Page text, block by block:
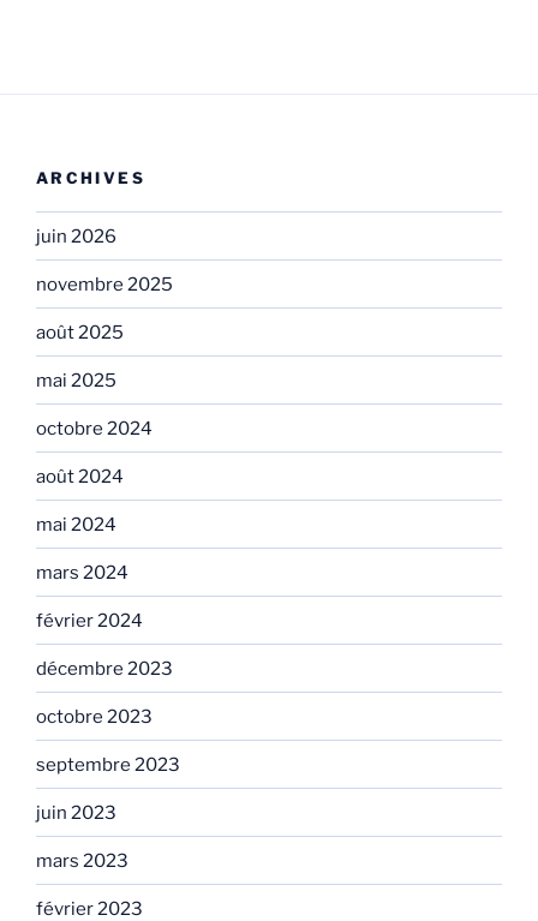
ARCHIVES
juin 2026
novembre 2025
août 2025
mai 2025
octobre 2024
août 2024
mai 2024
mars 2024
février 2024
décembre 2023
octobre 2023
septembre 2023
juin 2023
mars 2023
février 2023